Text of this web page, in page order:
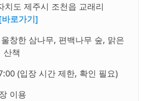
치도 제주시 조천읍 교래리
[바로가기]
창한 삼나무, 편백나무 숲, 맑은
산책
(입장 시간 제한, 확인 필요)
이용